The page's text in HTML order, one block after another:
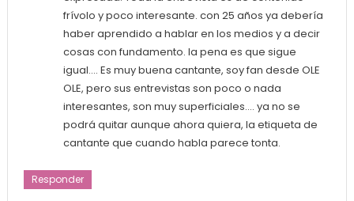
frívolo y poco interesante. con 25 años ya debería
haber aprendido a hablar en los medios y a decir
cosas con fundamento. la pena es que sigue
igual…. Es muy buena cantante, soy fan desde OLE
OLE, pero sus entrevistas son poco o nada
interesantes, son muy superficiales…. ya no se
podrá quitar aunque ahora quiera, la etiqueta de
cantante que cuando habla parece tonta.
Responder